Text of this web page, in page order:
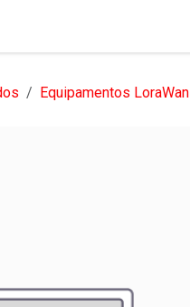
Equipamentos LoraWan